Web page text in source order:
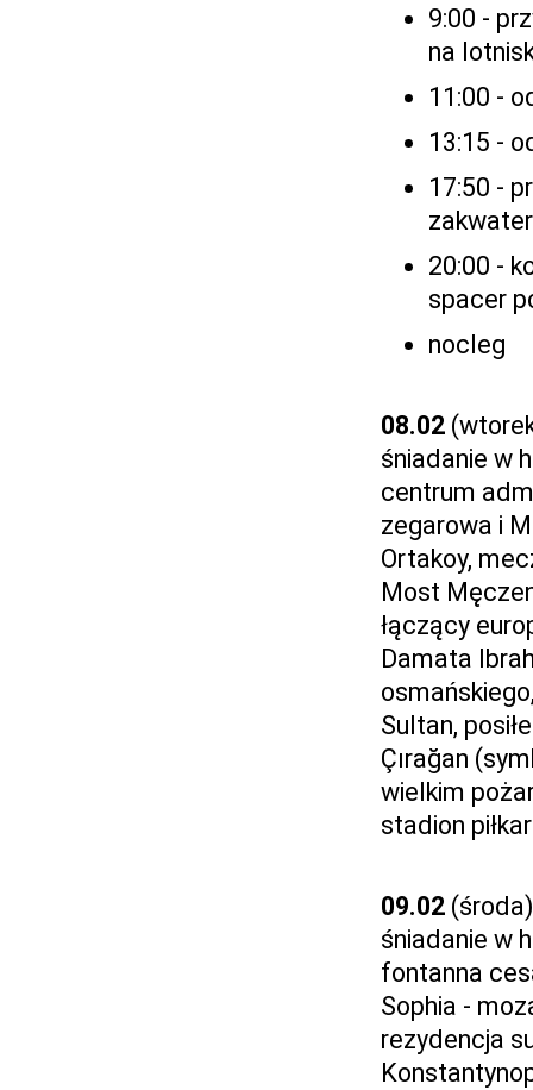
9:00 -
na
11:00 -
13:15 -
17:50 -
20:00 -
spacer
nocleg
08.02
śniadanie w
centrum
zegarowa i
Ortakoy,
Most
łączący
Damata
Sultan,
Çırağan
wielkim
stadion
09.02 (środa)
śniadanie w
fontanna
Sophia -
rezydencja